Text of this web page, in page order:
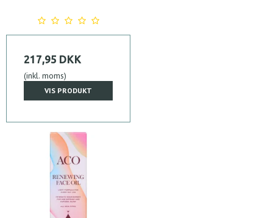
217,95 DKK
(inkl. moms)
VIS PRODUKT